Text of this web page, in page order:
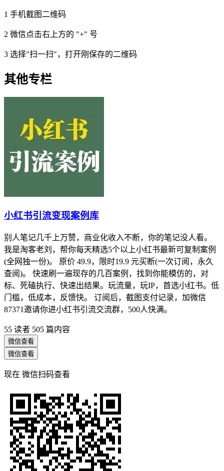
1 手机截图二维码
2 微信点击右上方的 "+" 号
3 选择"扫一扫"，打开刚保存的二维码
其他专栏
小红书引流变现案例库
别人笔记几千上万赞，商业化收入不断，你的笔记没人看。
我是淘客老刘，帮你每天精选5个以上小红书最新可复制案例
(全网独一份)。 原价 49.9，限时19.9 元买断(一次订阅，永久
查阅)。 快速刷一遍现存的几百案例，找到你能模仿的，对
标、死磕执行、快速出结果。玩流量，玩IP，首选小红书。低
门槛，低成本，反馈快。 订阅后，截图支付记录，加微信
87371邀请你进小红书引流交流群，500人快满。
55 读者 505 篇内容
微信查看
微信查看
现在 微信扫码查看